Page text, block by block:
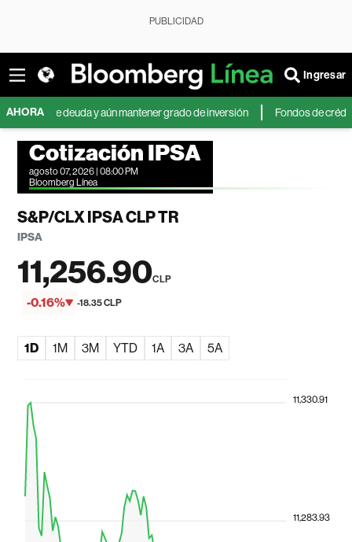
PUBLICIDAD
Ingresar
AHORA
deuda y aún mantener grado de inversión Fondos de crédito
Cotización IPSA
agosto 07, 2026 | 08:00 PM
Bloomberg Línea
S&P/CLX IPSA CLP TR
IPSA
11,256.90CLP
-0.16% -18.35 CLP
1D 1M 3M YTD 1A 3A 5A
11,283.93
11,330.91